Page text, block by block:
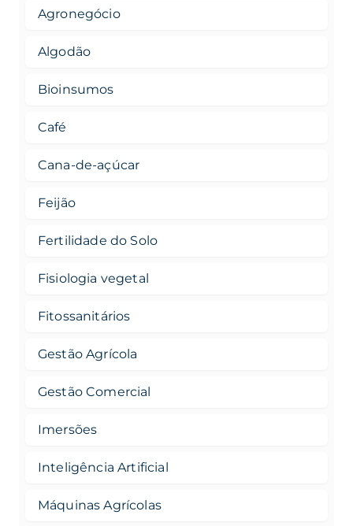
Agronegócio
Algodão
Bioinsumos
Café
Cana-de-açúcar
Feijão
Fertilidade do Solo
Fisiologia vegetal
Fitossanitários
Gestão Agrícola
Gestão Comercial
Imersões
Inteligência Artificial
Máquinas Agrícolas